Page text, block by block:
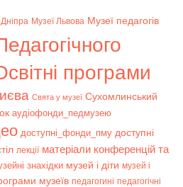
Музеї Львова Музеї педагогів
програми
Свята у музеї Сухомлинський
аудіофонди_педмузею
доступні_фонди_пму доступні
лекції матеріали конференцій та
знахідки музей і діти музей і
музеїв педагогині педагогічні